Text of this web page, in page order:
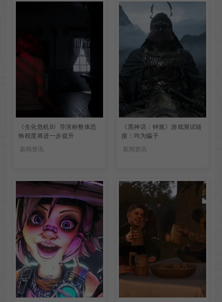
《生化危机9》导演称整体恐
怖程度将进一步提升
新闻资讯
《黑神话：钟馗》游戏测试链
接：均为骗子
新闻资讯